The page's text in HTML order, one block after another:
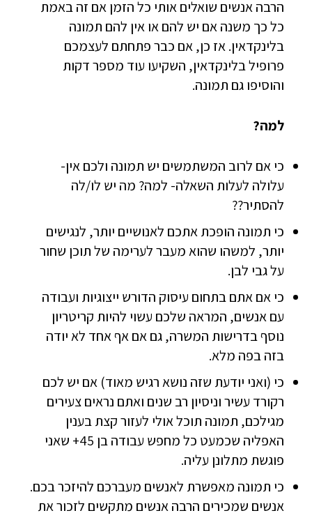
הרבה אנשים שואלים אותי כל הזמן אם זה באמת
כל כך משנה אם יש להם או אין להם תמונה
בלינקדאין. אז כן, אם כבר פתחתם לעצמכם
פרופיל בלינקדאין, השקיעו עוד מספר דקות
והוסיפו גם תמונה.
למה?
כי אם לרוב המשתמשים יש תמונה ולכם אין-
עלולה לעלות השאלה- למה? מה יש לו/לה
להסתיר??
כי תמונה הופכת אתכם לאנושיים יותר, לנגישים
יותר, למשהו שהוא מעבר לערימה של תוכן שחור
על גבי לבן.
כי אם אתם בתחום עיסוק הדורש ייצוגיות ועבודה
עם אנשים, המראה שלכם עשוי להיות קריטריון
נוסף בדרישות המשרה, גם אם אף אחד לא יודה
בזה בפה מלא.
כי (ואני יודעת שזה נושא רגיש מאוד) אם יש לכם
רקורד עשיר וניסיון רב שנים ואתם נראים צעירים
מגילכם, תמונה תוכל אולי לעזור קצת בענין
האפליה שכמעט כל מחפש עבודה בן 45+ שאני
פוגשת מתלונן עליה.
כי תמונה מאפשרת לאנשים מעברכם להיזכר בכם.
אנשים שמכירים הרבה אנשים מתקשים לזכור את